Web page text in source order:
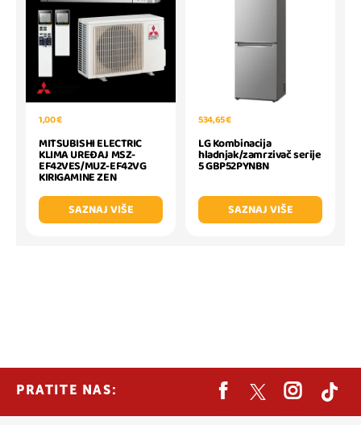
1,00 €
MITSUBISHI ELECTRIC
KLIMA UREĐAJ MSZ-
EF42VES/MUZ-EF42VG
KIRIGAMINE ZEN
SAZNAJ VIŠE
534,65 €
LG Kombinacija
hladnjak/zamrzivač serije
5 GBP52PYNBN
SAZNAJ VIŠE
PRATITE NAS: